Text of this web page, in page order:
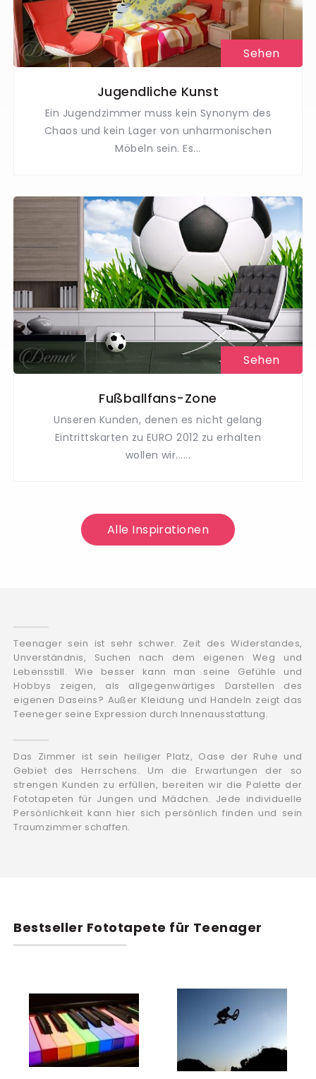
Sehen
Jugendliche Kunst
Ein Jugendzimmer muss kein Synonym des
Chaos und kein Lager von unharmonischen
Möbeln sein. Es...
Sehen
Fußballfans-Zone
Unseren Kunden, denen es nicht gelang
Eintrittskarten zu EURO 2012 zu erhalten
wollen wir......
Alle Inspirationen
Teenager sein ist sehr schwer. Zeit des Widerstandes,
Unverständnis, Suchen nach dem eigenen Weg und
Lebensstill. Wie besser kann man seine Gefühle und
Hobbys zeigen, als allgegenwärtiges Darstellen des
eigenen Daseins? Außer Kleidung und Handeln zeigt das
Teeneger seine Expression durch Innenausstattung.
Das Zimmer ist sein heiliger Platz, Oase der Ruhe und
Gebiet des Herrschens. Um die Erwartungen der so
strengen Kunden zu erfüllen, bereiten wir die Palette der
Fototapeten für Jungen und Mädchen. Jede individuelle
Persönlichkeit kann hier sich persönlich finden und sein
Traumzimmer schaffen.
Bestseller Fototapete für Teenager